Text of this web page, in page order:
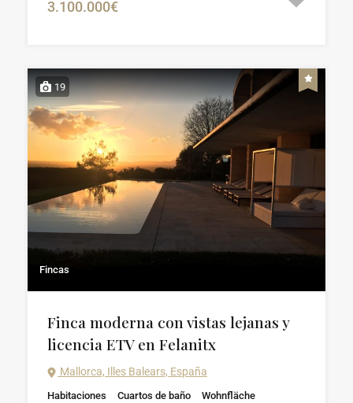
3.100.000€
19
Fincas
Finca moderna con vistas lejanas y
licencia ETV en Felanitx
Mallorca, Illes Balears, España
Habitaciones
Cuartos de baño
Wohnfläche